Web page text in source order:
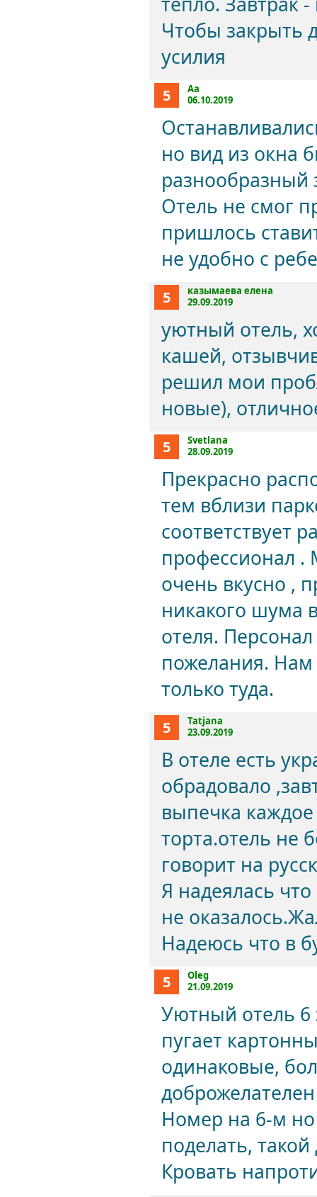
Чтобы закрыть
усилия
5
Aa
06.10.2019
но вид из окна
разнообразный
Отель не смог
пришлось
не удобно с
5
казымаева елена
29.09.2019
уютный отель,
кашей,
решил мои
новые),
5
Svetlana
28.09.2019
Прекрасно
тем вблизи
соответствует
профессионал .
очень вкусно ,
никакого шума
отеля.
пожелания.
только туда.
5
Tatjana
23.09.2019
В отеле есть
обрадовало
выпечка
торта.отель не
говорит на
Я надеялась
не
Надеюсь что в
5
Oleg
21.09.2019
Уютный отель 6
пугает
одинаковые,
Номер на 6-м
поделать,
Кровать